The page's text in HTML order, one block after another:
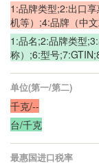
1:品牌类型;2:出口
机等）;4:品牌（中
1:品名;2:品牌类型
称）;6:型号
单位(第一/第二)
千克/--
台/千克
最惠国进口税率